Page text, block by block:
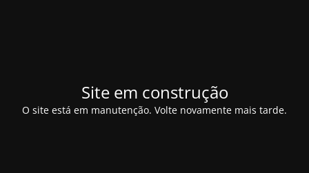
Site em construção
O site está em manutenção. Volte novamente mais tarde.